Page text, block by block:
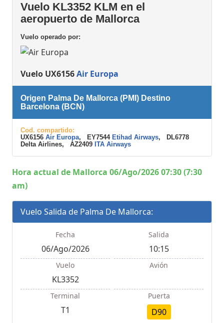
Vuelo KL3352 KLM en el
aeropuerto de Mallorca
Vuelo operado por:
Vuelo UX6156Air Europa
Origen Palma De Mallorca (PMI) Destino
Barcelona (BCN)
Cod. compartido:
UX6156 Air Europa, EY7544 Etihad Airways, DL6778
Delta Airlines, AZ2409 ITA Airways
Hora actual de Mallorca 06/Ago/2026 07:30 (7:30
am)
Vuelo Salida de Palma De Mallorca:
Fecha
06/Ago/2026
Salida
10:15
Vuelo
KL3352
Avión
Terminal
T1
Puerta
D90